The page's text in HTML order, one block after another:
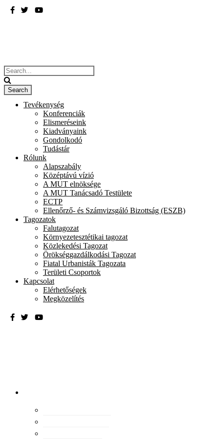
Tevékenység
Konferenciák
Elismeréseink
Kiadványaink
Gondolkodó
Tudástár
Rólunk
Alapszabály
Középtávú vízió
A MUT elnöksége
A MUT Tanácsadó Testülete
ECTP
Ellenőrző- és Számvizsgáló Bizottság (ESZB)
Tagozatok
Falutagozat
Környezetesztétikai tagozat
Közlekedési Tagozat
Örökséggazdálkodási Tagozat
Fiatal Urbanisták Tagozata
Területi Csoportok
Kapcsolat
Elérhetőségek
Megközelítés